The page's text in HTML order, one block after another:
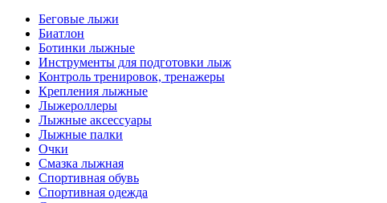
Беговые лыжи
Биатлон
Ботинки лыжные
Инструменты для подготовки лыж
Контроль тренировок, тренажеры
Крепления лыжные
Лыжероллеры
Лыжные аксессуары
Лыжные палки
Очки
Смазка лыжная
Спортивная обувь
Спортивная одежда